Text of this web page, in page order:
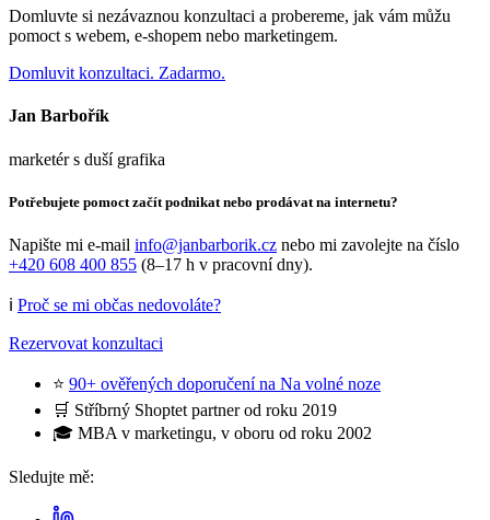
Domluvte si nezávaznou konzultaci a probereme, jak vám můžu
pomoct s webem, e-shopem nebo marketingem.
Domluvit konzultaci. Zadarmo.
Jan Barbořík
marketér s duší grafika
Potřebujete pomoct začít podnikat nebo prodávat na internetu?
Napište mi e-mail info@janbarborik.cz nebo mi zavolejte na číslo
+420 608 400 855 (8–17 h v pracovní dny).
ℹ️ Proč se mi občas nedovoláte?
Rezervovat konzultaci
⭐ 90+ ověřených doporučení na Na volné noze
🛒 Stříbrný Shoptet partner od roku 2019
🎓 MBA v marketingu, v oboru od roku 2002
Sledujte mě: